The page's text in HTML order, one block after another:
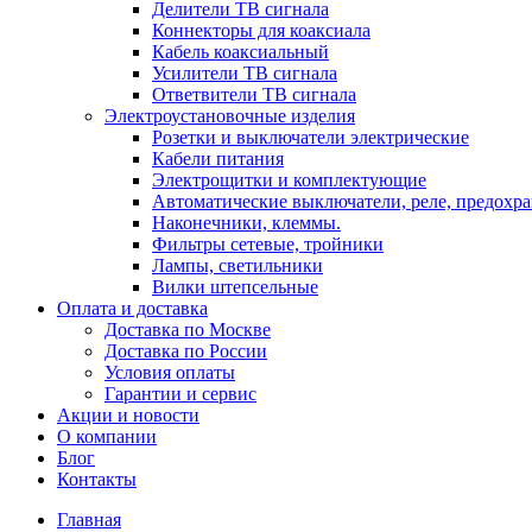
Делители ТВ сигнала
Коннекторы для коаксиала
Кабель коаксиальный
Усилители ТВ сигнала
Ответвители ТВ сигнала
Электроустановочные изделия
Розетки и выключатели электрические
Кабели питания
Электрощитки и комплектующие
Автоматические выключатели, реле,
Наконечники, клеммы.
Фильтры сетевые, тройники
Лампы, светильники
Вилки штепсельные
Оплата и доставка
Доставка по Москве
Доставка по России
Условия оплаты
Гарантии и сервис
Акции и новости
О компании
Блог
Контакты
Главная